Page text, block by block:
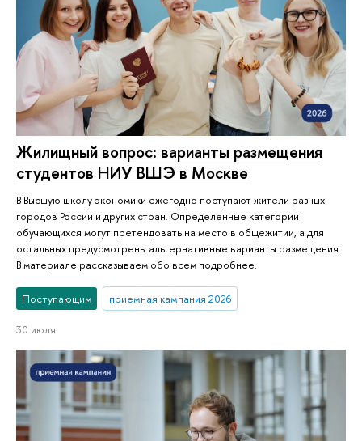
Жилищный вопрос: варианты размещения
студентов НИУ ВШЭ в Москве
В Высшую школу экономики ежегодно поступают жители разных
городов России и других стран. Определенные категории
обучающихся могут претендовать на место в общежитии, а для
остальных предусмотрены альтернативные варианты размещения.
В материале рассказываем обо всем подробнее.
Поступающим приемная кампания 2026
30 июля